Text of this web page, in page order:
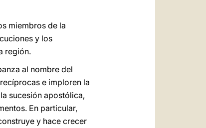
miembros de la
y los
región.
al nombre del
e imploren la
sucesión apostólica,
En particular,
y hace crecer